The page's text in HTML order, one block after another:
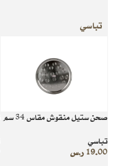
تباسي
صحن ستيل منقوش مقاس 34 سم
تباسي
19.00 ر.س